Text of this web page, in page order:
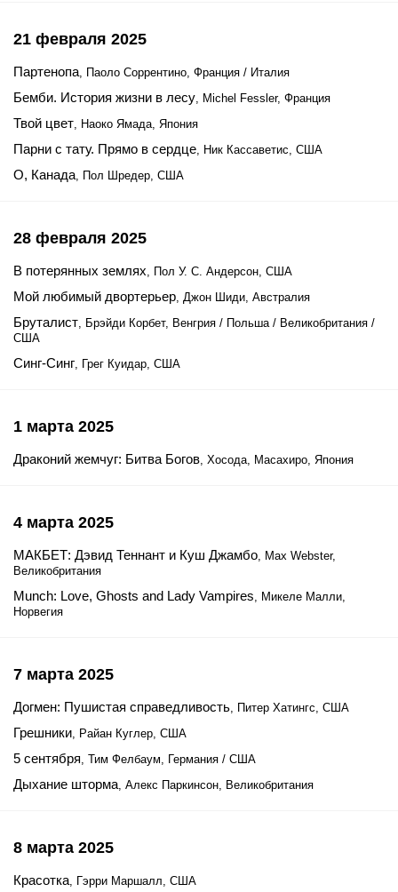
21 февраля 2025
Партенопа, Паоло Соррентино, Франция / Италия
Бемби. История жизни в лесу, Michel Fessler, Франция
Твой цвет, Наоко Ямада, Япония
Парни с тату. Прямо в сердце, Ник Кассаветис, США
О, Канада, Пол Шредер, США
28 февраля 2025
В потерянных землях, Пол У. С. Андерсон, США
Мой любимый двортерьер, Джон Шиди, Австралия
Бруталист, Брэйди Корбет, Венгрия / Польша / Великобритания /
США
Синг-Синг, Грег Куидар, США
1 марта 2025
Драконий жемчуг: Битва Богов, Хосода, Масахиро, Япония
4 марта 2025
МАКБЕТ: Дэвид Теннант и Куш Джамбо, Max Webster,
Великобритания
Munch: Love, Ghosts and Lady Vampires, Микеле Малли,
Норвегия
7 марта 2025
Догмен: Пушистая справедливость, Питер Хатингс, США
Грешники, Райан Куглер, США
5 сентября, Тим Фелбаум, Германия / США
Дыхание шторма, Алекс Паркинсон, Великобритания
8 марта 2025
Красотка, Гэрри Маршалл, США